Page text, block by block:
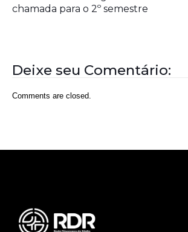
chamada para o 2º semestre
Deixe seu Comentário:
Comments are closed.